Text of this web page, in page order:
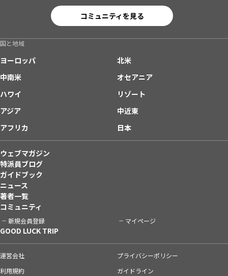
コミュニティを見る
国と地域
ヨーロッパ
北米
中南米
オセアニア
ハワイ
リゾート
アジア
中近東
アフリカ
日本
ウェブマガジン
特派員ブログ
ガイドブック
ニュース
著者一覧
コミュニティ
新規会員登録 マイページ
GOOD LUCK TRIP
運営会社
プライバシーポリシー
利用規約
ガイドライン